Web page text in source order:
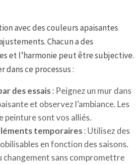
avec des couleurs apaisantes
Chacun a des
et l’harmonie peut être subjective.
dans ce processus :
des essais: Peignez un mur dans
et observez l’ambiance. Les
peinture sont vos alliés.
temporaires: Utilisez des
en fonction des saisons.
changement sans compromettre